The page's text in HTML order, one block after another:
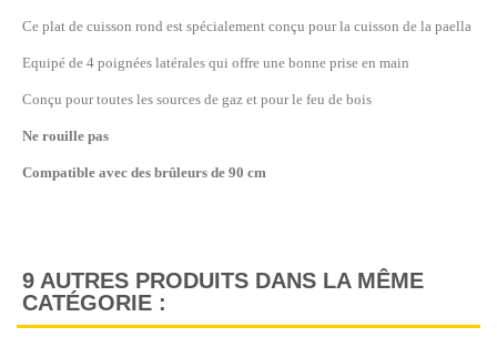
Ce plat de cuisson rond est spécialement conçu pour la cuisson de la paella
Equipé de 4 poignées latérales qui offre une bonne prise en main
Conçu pour toutes les sources de gaz et pour le feu de bois
Ne rouille pas
Compatible avec des brûleurs de 90 cm
9 AUTRES PRODUITS DANS LA MÊME
CATÉGORIE :